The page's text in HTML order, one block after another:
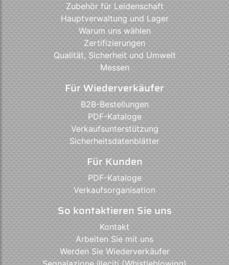
Zubehör für Leidenschaft
Hauptverwaltung und Lager
Warum uns wählen
Zertifizierungen
Qualität, Sicherheit und Umwelt
Messen
Für Wiederverkäufer
B2B-Bestellungen
PDF-Kataloge
Verkaufsunterstützung
Sicherheitsdatenblätter
Für Kunden
PDF-Kataloge
Verkaufsorganisation
So kontaktieren Sie uns
Kontakt
Arbeiten Sie mit uns
Werden Sie Wiederverkäufer